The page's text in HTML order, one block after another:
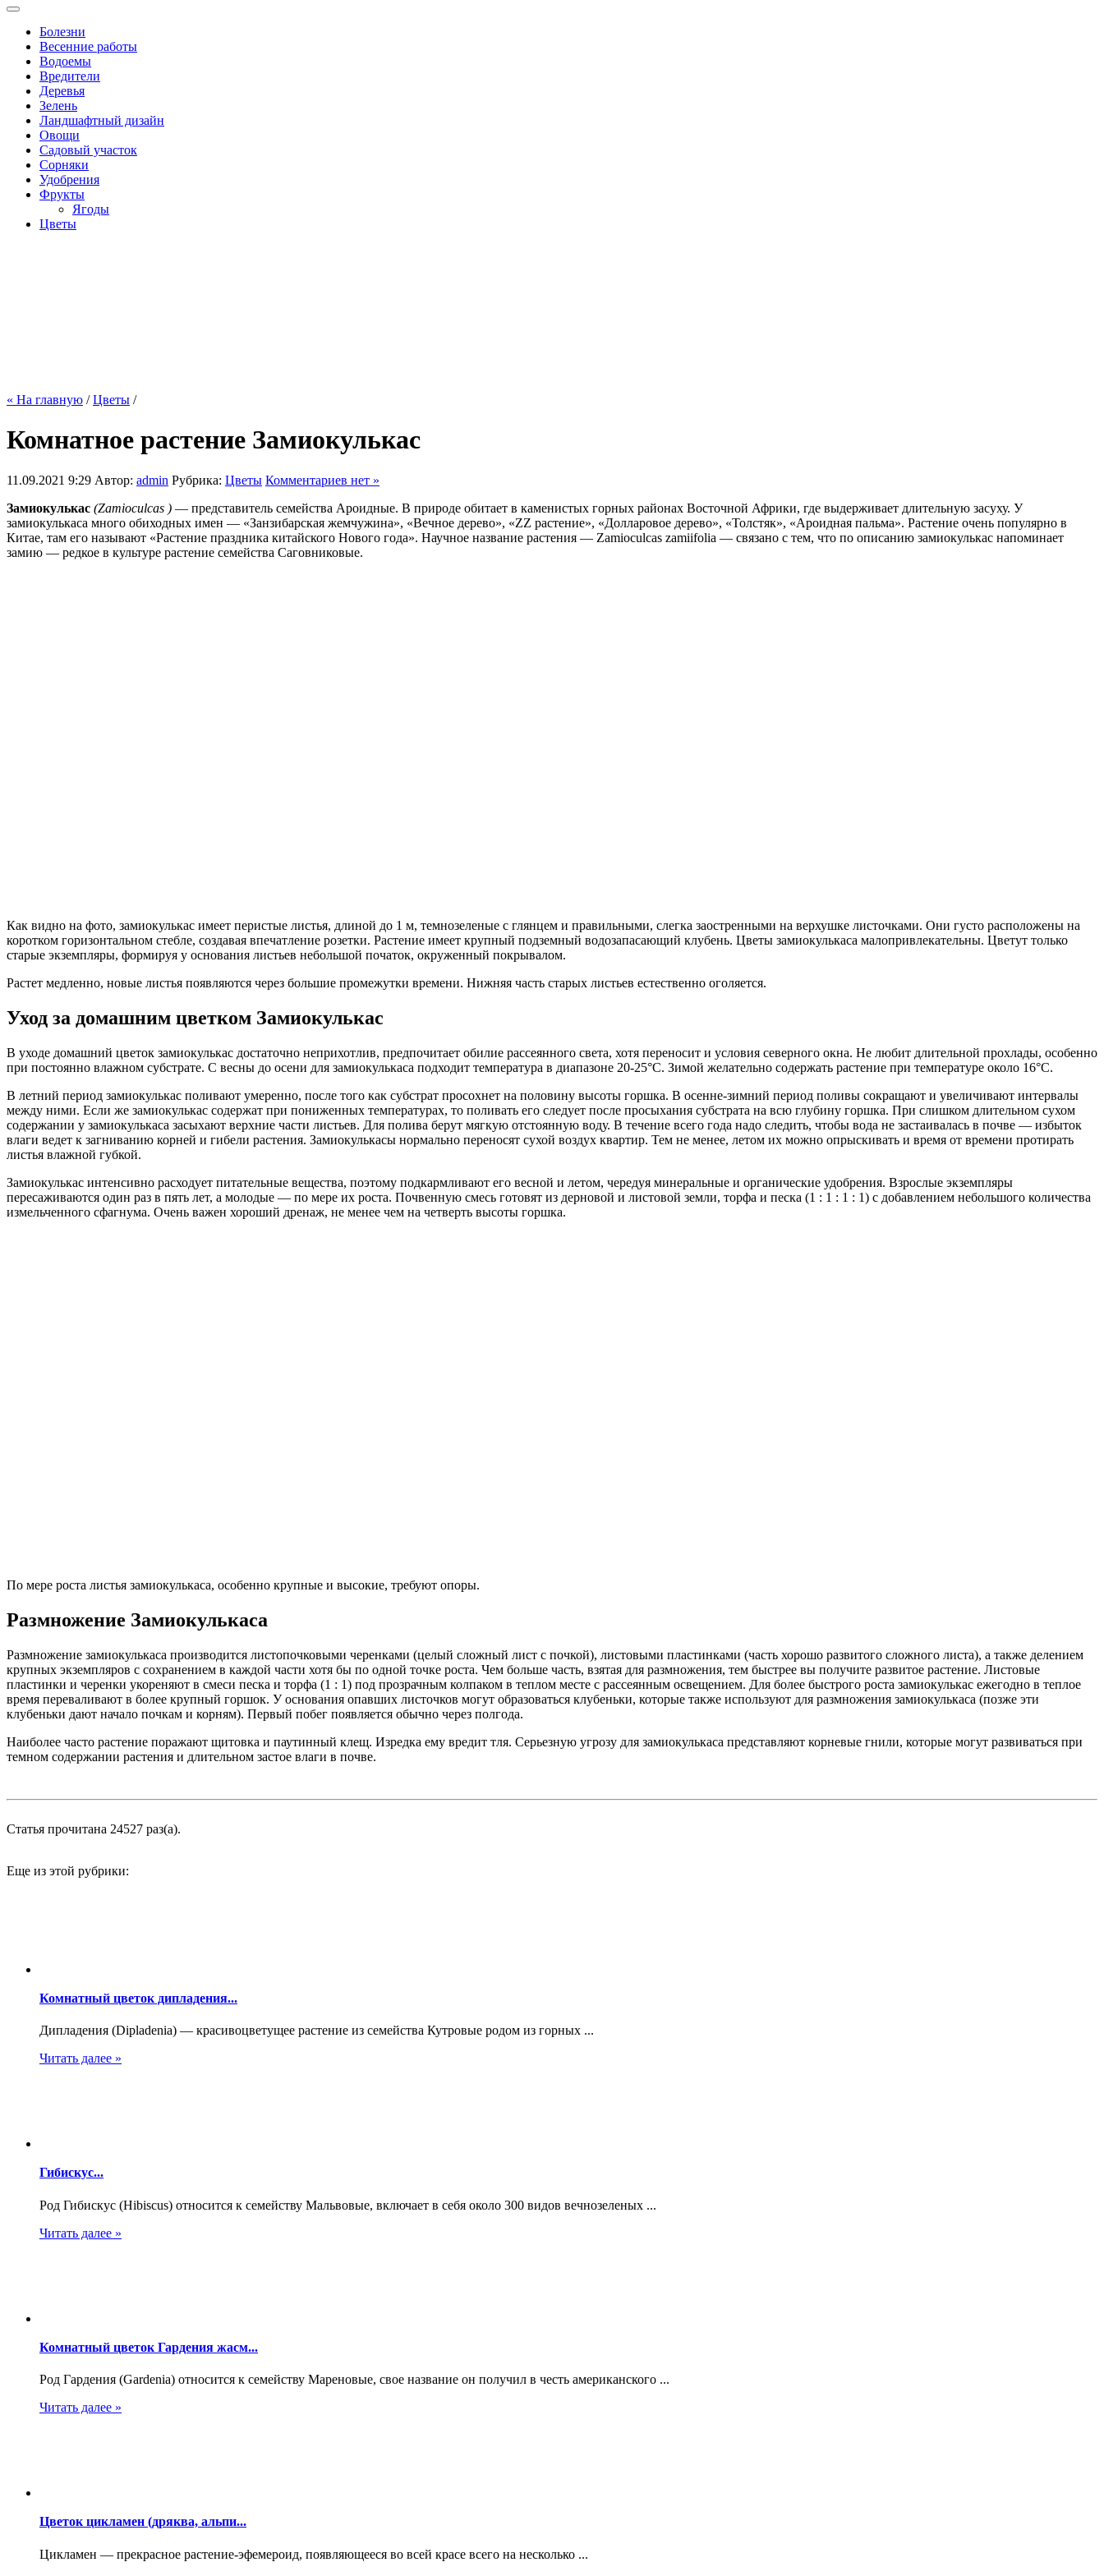
Болезни
Весенние работы
Водоемы
Вредители
Деревья
Зелень
Ландшафтный дизайн
Овощи
Садовый участок
Сорняки
Удобрения
Фрукты
Ягоды
Цветы
« На главную /Цветы /
Комнатное растение Замиокулькас
11.09.2021 9:29 Автор: admin Рубрика: Цветы Комментариев нет »
Замиокулькас (Zamioculcas ) — представитель семейства Ароидные. В природе обитает в каменистых горных районах Восточной Африки, где выдерживает длительную засуху. У
замиокулькаса много обиходных имен — «Занзибарская жемчужина», «Вечное дерево», «ZZ растение», «Долларовое дерево», «Толстяк», «Ароидная пальма». Растение очень популярно в
Китае, там его называют «Растение праздника китайского Нового года». Научное название растения — Zamioculcas zamiifolia — связано с тем, что по описанию замиокулькас напоминает
замию — редкое в культуре растение семейства Саговниковые.
Как видно на фото, замиокулькас имеет перистые листья, длиной до 1 м, темнозеленые с глянцем и правильными, слегка заостренными на верхушке листочками. Они густо расположены на
коротком горизонтальном стебле, создавая впечатление розетки. Растение имеет крупный подземный водозапасающий клубень. Цветы замиокулькаса малопривлекательны. Цветут только
старые экземпляры, формируя у основания листьев небольшой початок, окруженный покрывалом.
Растет медленно, новые листья появляются через большие промежутки времени. Нижняя часть старых листьев естественно оголяется.
Уход за домашним цветком Замиокулькас
В уходе домашний цветок замиокулькас достаточно неприхотлив, предпочитает обилие рассеянного света, хотя переносит и условия северного окна. Не любит длительной прохлады, особенно
при постоянно влажном субстрате. С весны до осени для замиокулькаса подходит температура в диапазоне 20-25°C. Зимой желательно содержать растение при температуре около 16°C.
В летний период замиокулькас поливают умеренно, после того как субстрат просохнет на половину высоты горшка. В осенне-зимний период поливы сокращают и увеличивают интервалы
между ними. Если же замиокулькас содержат при пониженных температурах, то поливать его следует после просыхания субстрата на всю глубину горшка. При слишком длительном сухом
содержании у замиокулькаса засыхают верхние части листьев. Для полива берут мягкую отстоянную воду. В течение всего года надо следить, чтобы вода не застаивалась в почве — избыток
влаги ведет к загниванию корней и гибели растения. Замиокулькасы нормально переносят сухой воздух квартир. Тем не менее, летом их можно опрыскивать и время от времени протирать
листья влажной губкой.
Замиокулькас интенсивно расходует питательные вещества, поэтому подкармливают его весной и летом, чередуя минеральные и органические удобрения. Взрослые экземпляры
пересаживаются один раз в пять лет, а молодые — по мере их роста. Почвенную смесь готовят из дерновой и листовой земли, торфа и песка (1 : 1 : 1 : 1) с добавлением небольшого количества
измельченного сфагнума. Очень важен хороший дренаж, не менее чем на четверть высоты горшка.
По мере роста листья замиокулькаса, особенно крупные и высокие, требуют опоры.
Размножение Замиокулькаса
Размножение замиокулькаса производится листопочковыми черенками (целый сложный лист с почкой), листовыми пластинками (часть хорошо развитого сложного листа), а также делением
крупных экземпляров с сохранением в каждой части хотя бы по одной точке роста. Чем больше часть, взятая для размножения, тем быстрее вы получите развитое растение. Листовые
пластинки и черенки укореняют в смеси песка и торфа (1 : 1) под прозрачным колпаком в теплом месте с рассеянным освещением. Для более быстрого роста замиокулькас ежегодно в теплое
время переваливают в более крупный горшок. У основания опавших листочков могут образоваться клубеньки, которые также используют для размножения замиокулькаса (позже эти
клубеньки дают начало почкам и корням). Первый побег появляется обычно через полгода.
Наиболее часто растение поражают щитовка и паутинный клещ. Изредка ему вредит тля. Серьезную угрозу для замиокулькаса представляют корневые гнили, которые могут развиваться при
темном содержании растения и длительном застое влаги в почве.
Статья прочитана 24527 раз(a).
Еще из этой рубрики:
Комнатный цветок дипладения...
Дипладения (Dipladenia) — красивоцветущее растение из семейства Кутровые родом из горных ...
Читать далее »
Гибискус...
Род Гибискус (Hibiscus) относится к семейству Мальвовые, включает в себя около 300 видов вечнозеленых ...
Читать далее »
Комнатный цветок Гардения жасм...
Род Гардения (Gardenia) относится к семейству Мареновые, свое название он получил в честь американского ...
Читать далее »
Цветок цикламен (дряква, альпи...
Цикламен — прекрасное растение-эфемероид, появляющееся во всей красе всего на несколько ...